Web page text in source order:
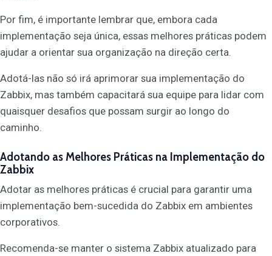
Por fim, é importante lembrar que, embora cada
implementação seja única, essas melhores práticas podem
ajudar a orientar sua organização na direção certa.
Adotá-las não só irá aprimorar sua implementação do
Zabbix, mas também capacitará sua equipe para lidar com
quaisquer desafios que possam surgir ao longo do
caminho.
Adotando as Melhores Práticas na Implementação do
Zabbix
Adotar as melhores práticas é crucial para garantir uma
implementação bem-sucedida do Zabbix em ambientes
corporativos.
Recomenda-se manter o sistema Zabbix atualizado para